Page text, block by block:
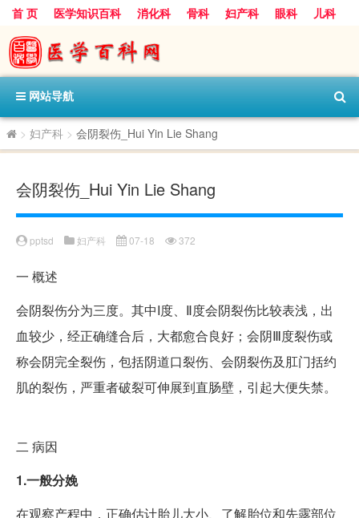
首 页 医学知识百科 消化科 骨科 妇产科 眼科
儿科
心血管病科
呼吸科 神经科
内分泌科
口腔科
网站导航
> 妇产科 > 会阴裂伤_Hui Yin Lie Shang
会阴裂伤_Hui Yin Lie Shang
pptsd 妇产科 07-18 372
一 概述
会阴裂伤分为三度。其中I度、Ⅱ度会阴裂伤比较表浅，出
血较少，经正确缝合后，大都愈合良好；会阴Ⅲ度裂伤或
称会阴完全裂伤，包括阴道口裂伤、会阴裂伤及肛门括约
肌的裂伤，严重者破裂可伸展到直肠壁，引起大便失禁。
二 病因
1.一般分娩
在观察产程中，正确估计胎儿大小、了解胎位和先露部位